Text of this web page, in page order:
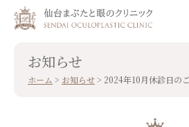
お知らせ
ホーム > お知らせ> 2024年10月休診日の